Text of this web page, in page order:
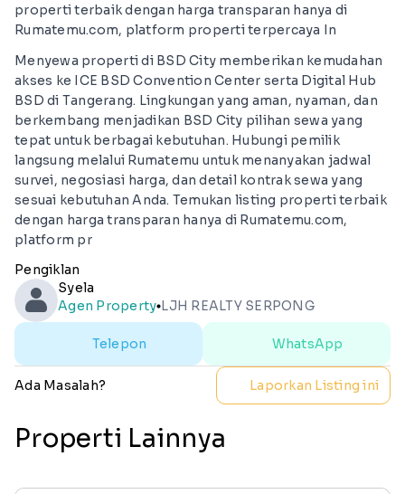
properti terbaik dengan harga transparan hanya di
Rumatemu.com, platform properti terpercaya In
Menyewa properti di BSD City memberikan kemudahan
akses ke ICE BSD Convention Center serta Digital Hub
BSD di Tangerang. Lingkungan yang aman, nyaman, dan
berkembang menjadikan BSD City pilihan sewa yang
tepat untuk berbagai kebutuhan. Hubungi pemilik
langsung melalui Rumatemu untuk menanyakan jadwal
survei, negosiasi harga, dan detail kontrak sewa yang
sesuai kebutuhan Anda. Temukan listing properti terbaik
dengan harga transparan hanya di Rumatemu.com,
platform pr
Pengiklan
Syela
Agen Propertylens LJH REALTY SERPONG
Telepon WhatsApp
Ada Masalah? Laporkan Listing ini
Properti Lainnya